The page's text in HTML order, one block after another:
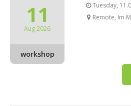
11
Aug 2026
workshop
Tuesday,
Remote, Im